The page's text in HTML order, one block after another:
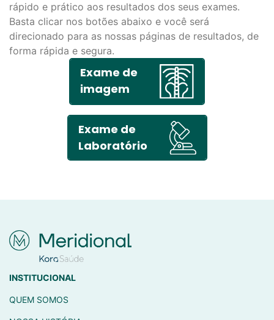
rápido e prático aos resultados dos seus exames.
Basta clicar nos botões abaixo e você será
direcionado para as nossas páginas de resultados, de
forma rápida e segura.
Exame de
imagem
Exame de
Laboratório
INSTITUCIONAL
QUEM SOMOS